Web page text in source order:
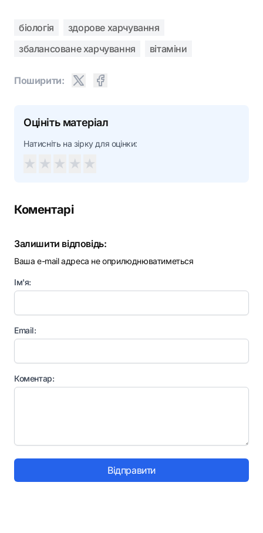
біологія
здорове харчування
збалансоване харчування
вітаміни
Поширити:
Оцініть матеріал
Натисніть на зірку для оцінки:
★ ★ ★ ★ ★
Коментарі
Залишити відповідь:
Ваша e-mail адреса не оприлюднюватиметься
Ім'я:
Email:
Коментар:
Відправити